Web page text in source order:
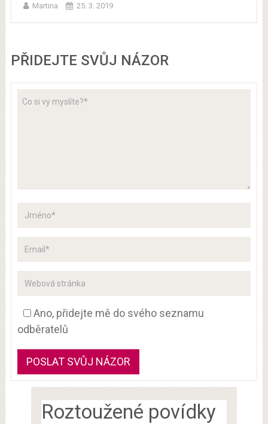
Martina 25. 3. 2019
PŘIDEJTE SVŮJ NÁZOR
Ano, přidejte mě do svého seznamu
odběratelů
Roztoužené povídky